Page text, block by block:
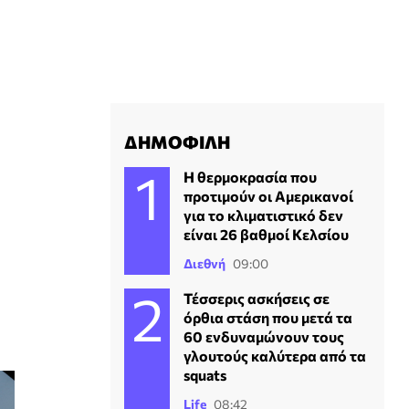
ΔΗΜΟΦΙΛΗ
Η θερμοκρασία που
προτιμούν οι Αμερικανοί
για το κλιματιστικό δεν
είναι 26 βαθμοί Κελσίου
Διεθνή 09:00
Τέσσερις ασκήσεις σε
όρθια στάση που μετά τα
60 ενδυναμώνουν τους
γλουτούς καλύτερα από τα
squats
Life 08:42